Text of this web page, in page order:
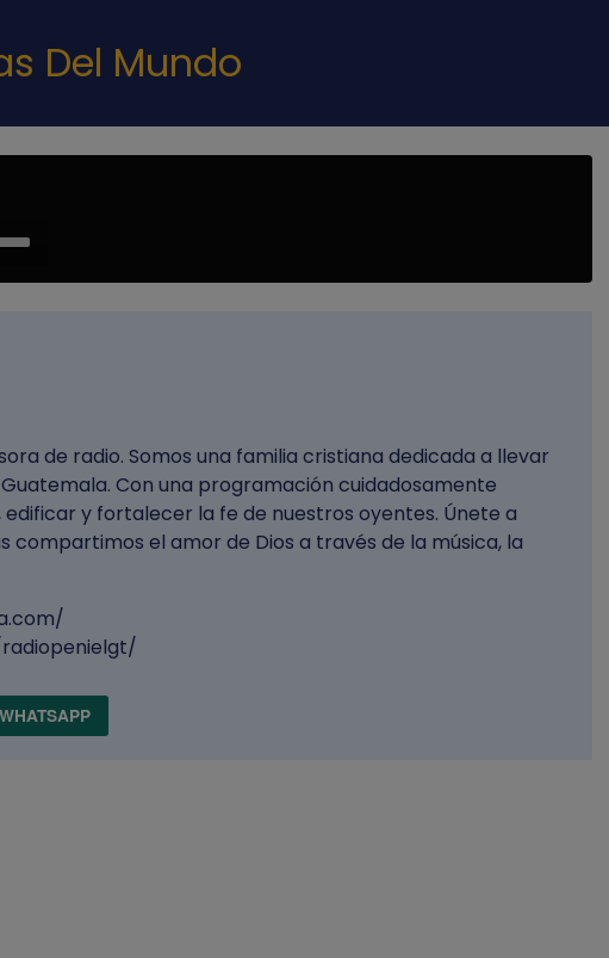
Del Mundo
de radio. Somos una familia cristiana dedicada a llevar
Con una programación cuidadosamente
y fortalecer la fe de nuestros oyentes. Únete a
compartimos el amor de Dios a través de la música, la
WHATSAPP